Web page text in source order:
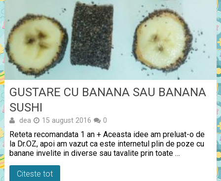
GUSTARE CU BANANA SAU BANANA
SUSHI
dea 15 august 2016 0
Reteta recomandata 1 an + Aceasta idee am preluat-o de
la Dr.OZ, apoi am vazut ca este internetul plin de poze cu
banane invelite in diverse sau tavalite prin toate …
Citeste tot